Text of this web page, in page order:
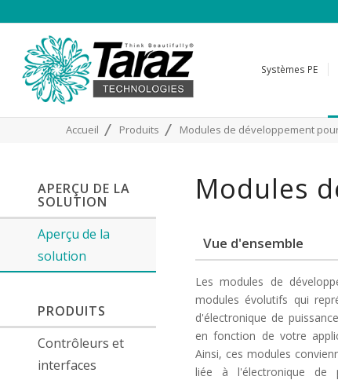
Systèmes PE
Accueil / Produits / Modules de développement
Modules
Vue d'ensemble
Les modules de
modules évolutifs qui
d'électronique de
en fonction de votre
Ainsi, ces modules
liée à l'électronique de
APERÇU DE LA
SOLUTION
Aperçu de la
solution
PRODUITS
Contrôleurs et
interfaces